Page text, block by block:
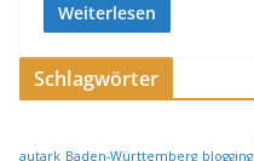
Weiterlesen
Schlagwörter
autark Baden-Württemberg blogging